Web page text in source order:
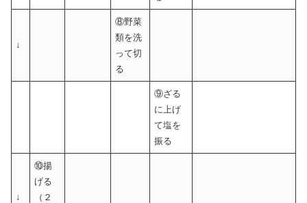
↓
⑧野菜
類を洗
って切
る
⑨ざる
に上げ
て塩を
振る
↓
⑩揚
げる
（２